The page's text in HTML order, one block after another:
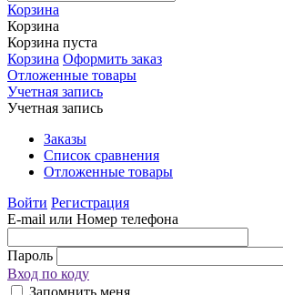
Корзина
Корзина
Корзина пуста
Корзина Оформить заказ
Отложенные товары
Учетная запись
Учетная запись
Заказы
Список сравнения
Отложенные товары
Войти Регистрация
E-mail или Номер телефона
Пароль
Вход по коду
Запомнить меня